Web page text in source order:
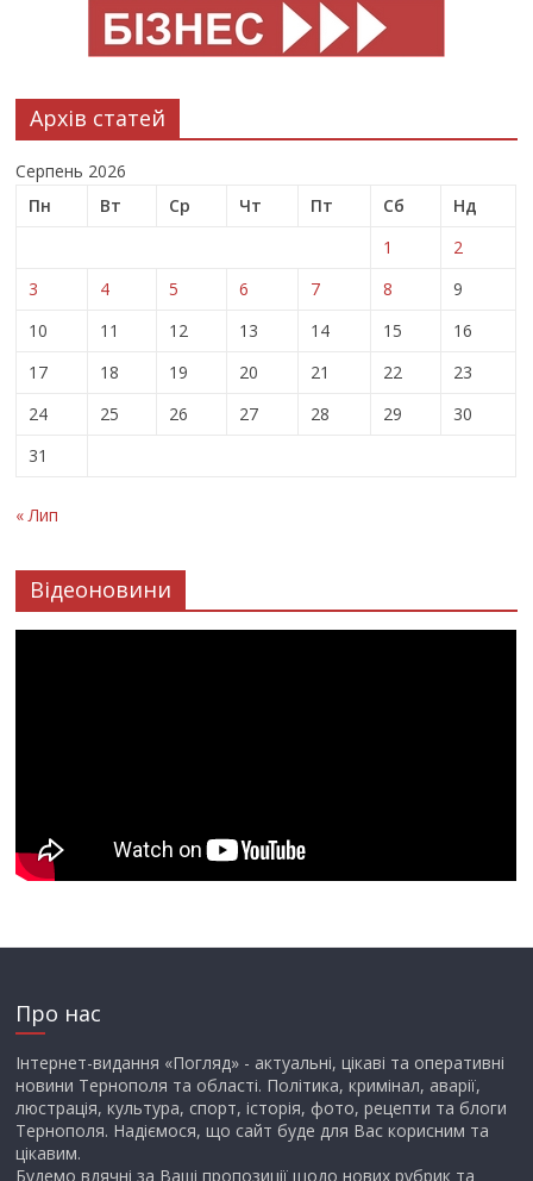
Архів статей
Серпень 2026
Пн
Вт Ср Чт Пт Сб
Нд
1
2
3
4 5 6 7 8
9
10
11 12 13 14 15
16
17
18 19 20 21 22
23
24
25 26 27 28 29
30
31
« Лип
Відеоновини
Про нас
Інтернет-видання «Погляд» - актуальні, цікаві та оперативні
новини Тернополя та області. Політика, кримінал, аварії,
люстрація, культура, спорт, історія, фото, рецепти та блоги
Тернополя. Надіємося, що сайт буде для Вас корисним та
цікавим.
Будемо вдячні за Ваші пропозиції щодо нових рубрик та